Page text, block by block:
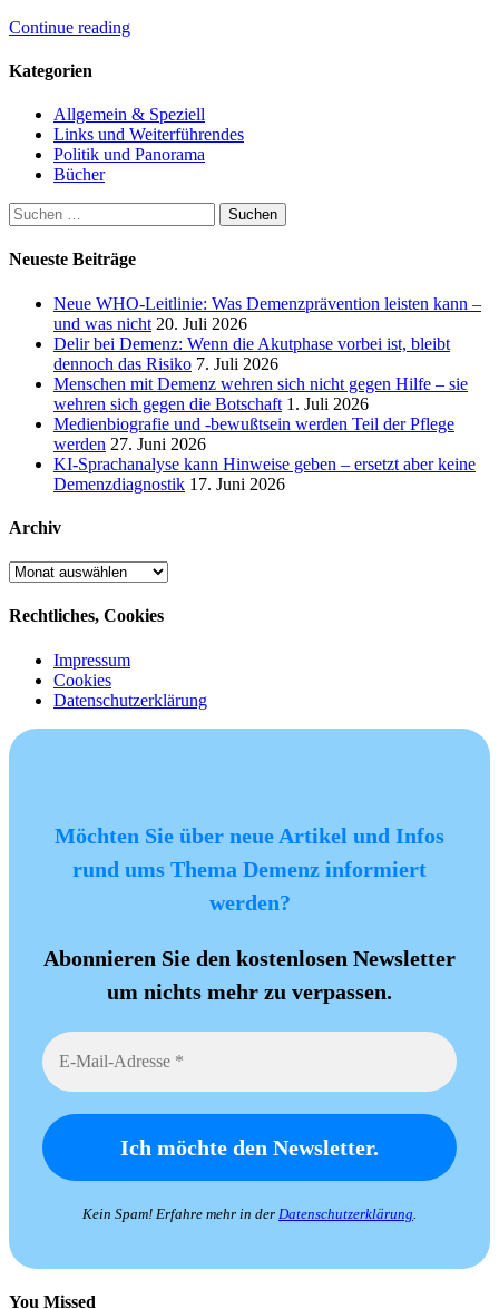
Continue reading
Kategorien
Allgemein & Speziell
Links und Weiterführendes
Politik und Panorama
Bücher
Suchen
nach:
Neueste Beiträge
Neue WHO-Leitlinie: Was Demenzprävention leisten kann –
und was nicht 20. Juli 2026
Delir bei Demenz: Wenn die Akutphase vorbei ist, bleibt
dennoch das Risiko 7. Juli 2026
Menschen mit Demenz wehren sich nicht gegen Hilfe – sie
wehren sich gegen die Botschaft 1. Juli 2026
Medienbiografie und -bewußtsein werden Teil der Pflege
werden 27. Juni 2026
KI-Sprachanalyse kann Hinweise geben – ersetzt aber keine
Demenzdiagnostik 17. Juni 2026
Archiv
Archiv
Rechtliches, Cookies
Impressum
Cookies
Datenschutzerklärung
Möchten Sie über neue Artikel und Infos
rund ums Thema Demenz informiert
werden?
Abonnieren Sie den kostenlosen Newsletter
um nichts mehr zu verpassen.
Kein Spam! Erfahre mehr in der Datenschutzerklärung
You Missed